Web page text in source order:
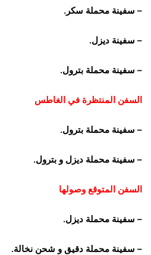
– سفينة محملة سكر.
– سفينة ديزل.
– سفينة محملة بترول.
السفن المنتظرة في الغاطس
– سفينة محملة بترول.
– سفينة محملة ديزل و بترول.
السفن المتوقع وصولها
– سفينة محملة ديزل.
– سفينة محملة دقيق و شحن نخالة.